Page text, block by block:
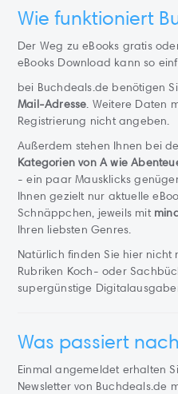
Wie funktioniert
Der Weg zu eBooks gratis
eBooks Download kann so
bei Buchdeals.de benötigen
Mail-Adresse. Weitere Daten
Registrierung nicht angeben.
Außerdem stehen Ihnen bei
Kategorien von A wie
- ein paar Mausklicks
Ihnen gezielt nur aktuelle
Schnäppchen, jeweils mit
Ihren liebsten Genres.
Natürlich finden Sie hier nicht
Rubriken Koch- oder
supergünstige
Was passiert
Einmal angemeldet erhalten
Newsletter von Buchdeals.de